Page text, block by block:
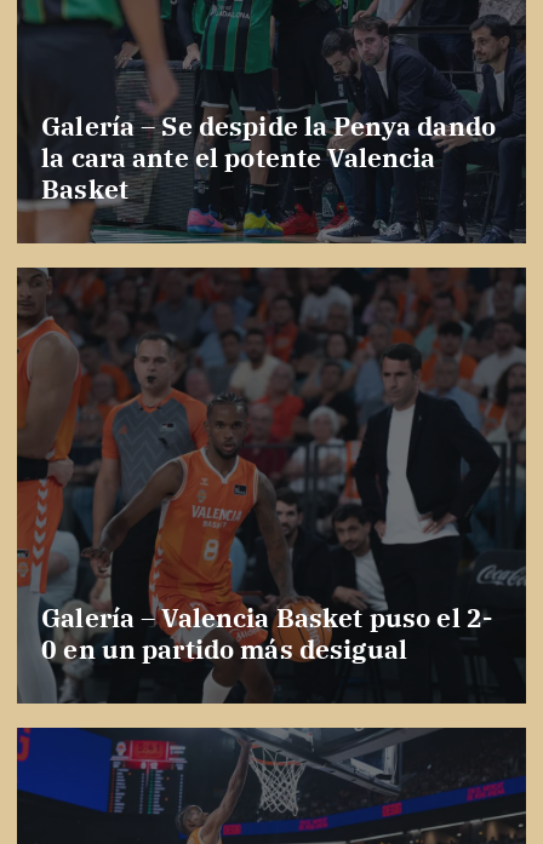
Galería – Se despide la Penya dando
la cara ante el potente Valencia
Basket
Galería – Valencia Basket puso el 2-
0 en un partido más desigual